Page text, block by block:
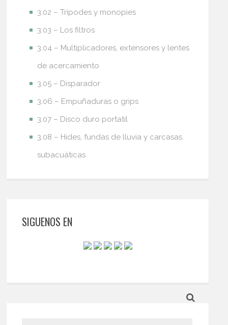
3.02 – Trípodes y monopies
3.03 – Los filtros
3.04 – Multiplicadores, extensores y lentes
de acercamiento
3.05 – Disparador
3.06 – Empuñaduras o grips
3.07 – Disco duro portatil
3.08 – Hides, fundas de lluvia y carcasas
subacuáticas
SIGUENOS EN